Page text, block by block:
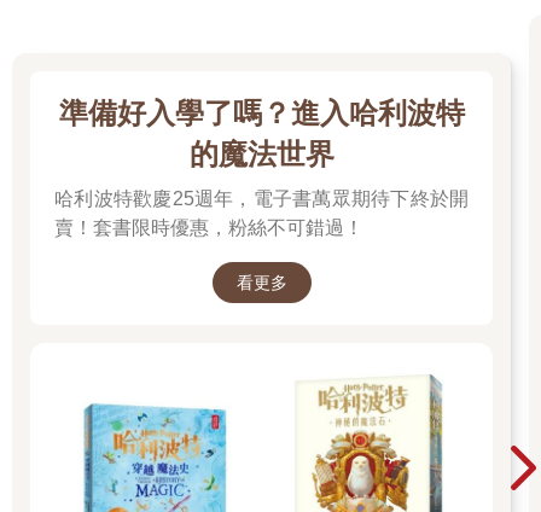
準備好入學了嗎？進入哈利波特
的魔法世界
哈利波特歡慶25週年，電子書萬眾期待下終於開
賣！套書限時優惠，粉絲不可錯過！
看更多